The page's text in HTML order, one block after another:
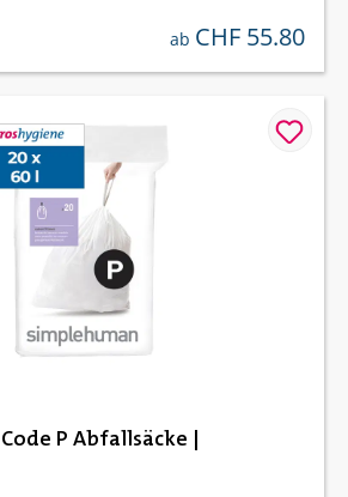
regulärer preis:
ab CHF 55.80
P Abfallsäcke |